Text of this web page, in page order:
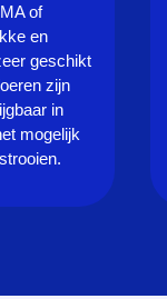
of
en
geschikt
zijn
in
mogelijk